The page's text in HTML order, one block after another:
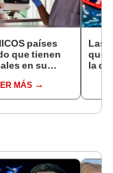
países
que tienen
en su
MÁS
Las
que
la de